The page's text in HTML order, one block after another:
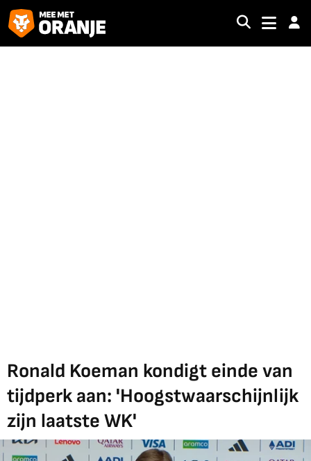
Ronald Koeman kondigt einde van
tijdperk aan: 'Hoogstwaarschijnlijk
zijn laatste WK'